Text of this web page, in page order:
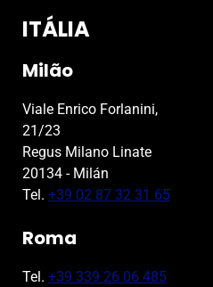
ITÁLIA
Milão
Viale Enrico Forlanini,
21/23
Regus Milano Linate
20134 - Milán
Tel. +39 02 87 32 31 65
Roma
Tel. +39 339 26 06 485